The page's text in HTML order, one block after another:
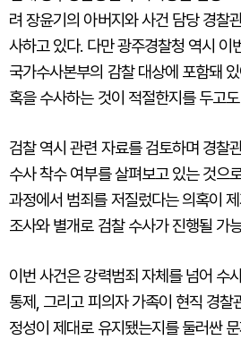
려 장윤기의 아버지와 사건 담당 경찰
사하고 있다. 다만 광주경찰청 역시 이
국가수사본부의 감찰 대상에 포함돼
혹을 수사하는 것이 적절한지를 두고
검찰 역시 관련 자료를 검토하며 경찰
수사 착수 여부를 살펴보고 있는 것으
과정에서 범죄를 저질렀다는 의혹이
조사와 별개로 검찰 수사가 진행될 가
이번 사건은 강력범죄 자체를 넘어 수
통제, 그리고 피의자 가족이 현직 경찰
정성이 제대로 유지됐는지를 둘러싼